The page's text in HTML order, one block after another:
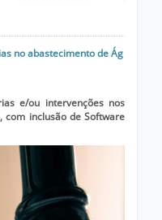
empresarial em
8PnDu
no abastecimento de Ág
e/ou intervenções nos
com inclusão de Software